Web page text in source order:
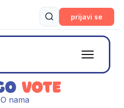
prijavi se
O nama